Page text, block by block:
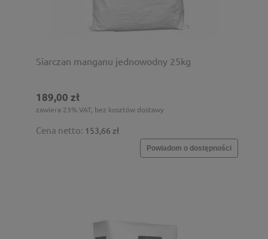
Siarczan manganu jednowodny 25kg
189,00 zł
zawiera 23% VAT, bez kosztów dostawy
Cena netto: 153,66 zł
Powiadom o dostępności